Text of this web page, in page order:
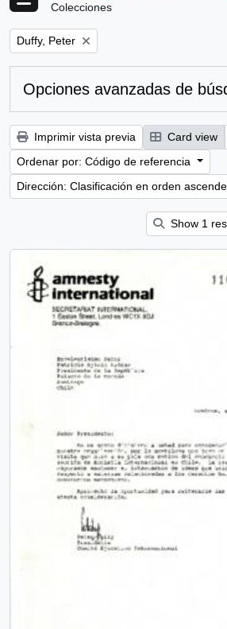
Colecciones
Remove filter:
Duffy, Peter
Opciones avanzadas de
Imprimir vista previa Card view
Ordenar por: Código de referencia
Dirección: Clasificación en orden
Show 1